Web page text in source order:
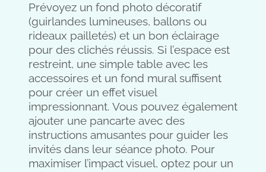
Prévoyez un fond photo décoratif
(guirlandes lumineuses, ballons ou
rideaux pailletés) et un bon éclairage
pour des clichés réussis. Si l’espace est
restreint, une simple table avec les
accessoires et un fond mural suffisent
pour créer un effet visuel
impressionnant. Vous pouvez également
ajouter une pancarte avec des
instructions amusantes pour guider les
invités dans leur séance photo. Pour
maximiser l’impact visuel, optez pour un